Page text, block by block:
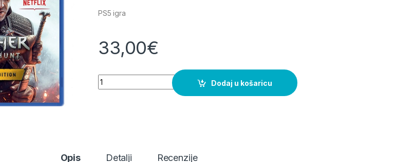
PS5 igra
33,00€
THE WITCHER 3 quantity
Dodaj u košaricu
Opis Detalji Recenzije